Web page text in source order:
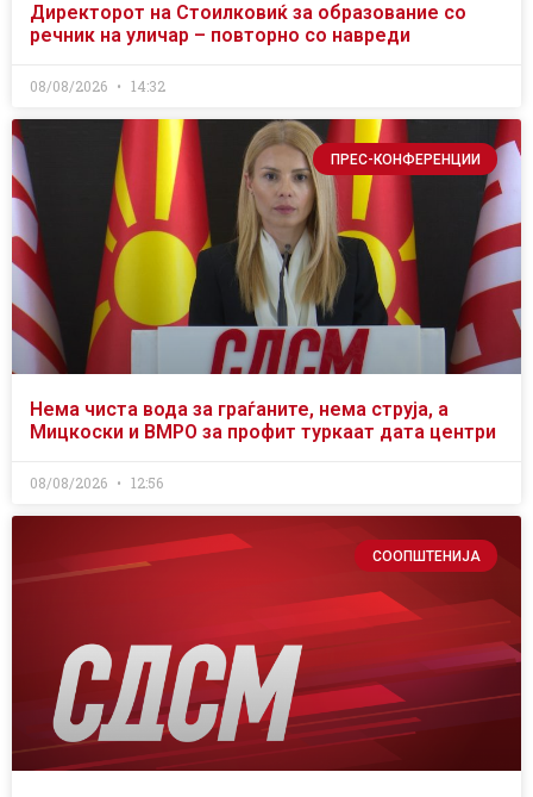
Директорот на Стоилковиќ за образование со
речник на уличар – повторно со навреди
08/08/2026 14:32
ПРЕС-КОНФЕРЕНЦИИ
Нема чиста вода за граѓаните, нема струја, а
Мицкоски и ВМРО за профит туркаат дата центри
08/08/2026 12:56
СООПШТЕНИЈА